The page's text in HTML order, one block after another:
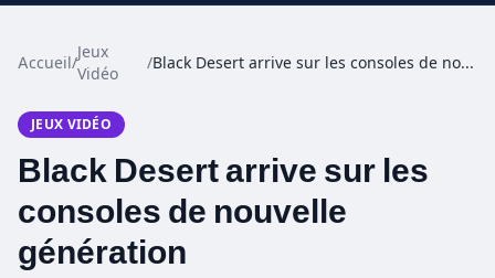
Accueil/
Jeux
Vidéo
/ Black Desert arrive sur les consoles de nouvelle génération
JEUX VIDÉO
Black Desert arrive sur les
consoles de nouvelle
génération